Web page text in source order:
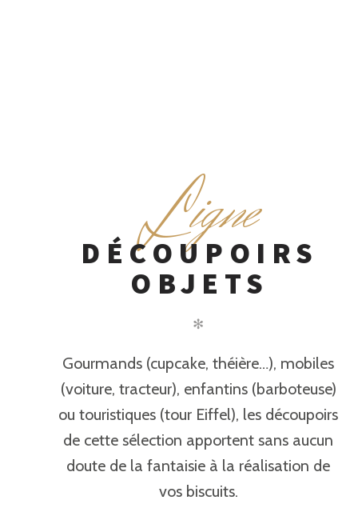
L
igne
DÉCOUPOIRS
OBJETS
✻
Gourmands (cupcake, théière…), mobiles
(voiture, tracteur), enfantins (barboteuse)
ou touristiques (tour Eiffel), les découpoirs
de cette sélection apportent sans aucun
doute de la fantaisie à la réalisation de
vos biscuits.